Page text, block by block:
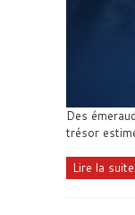
Des
trésor
Lire la